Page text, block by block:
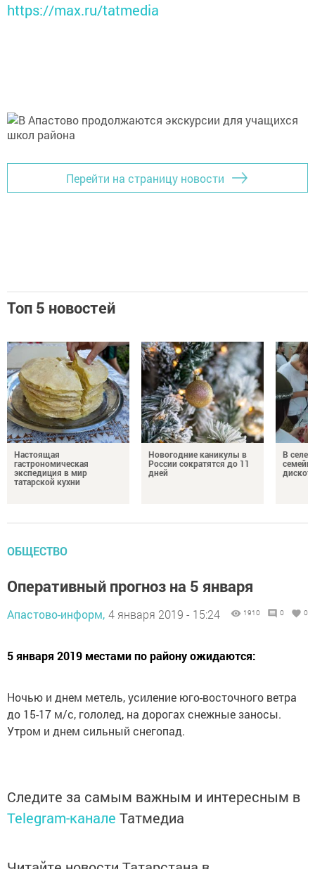
https://max.ru/tatmedia
Перейти на страницу новости
Топ 5 новостей
Настоящая
гастрономическая
экспедиция в мир
татарской кухни
Новогодние каникулы в
России сократятся до 11
дней
В селе
ОБЩЕСТВО
Оперативный прогноз на 5 января
Апастово-информ, 4 января 2019 - 15:24 1910 0 0
5 января 2019 местами по району ожидаются:
Ночью и днем метель, усиление юго-восточного ветра
до 15-17 м/с, гололед, на дорогах снежные заносы.
Утром и днем сильный снегопад.
Следите за самым важным и интересным в
Telegram-канале Татмедиа